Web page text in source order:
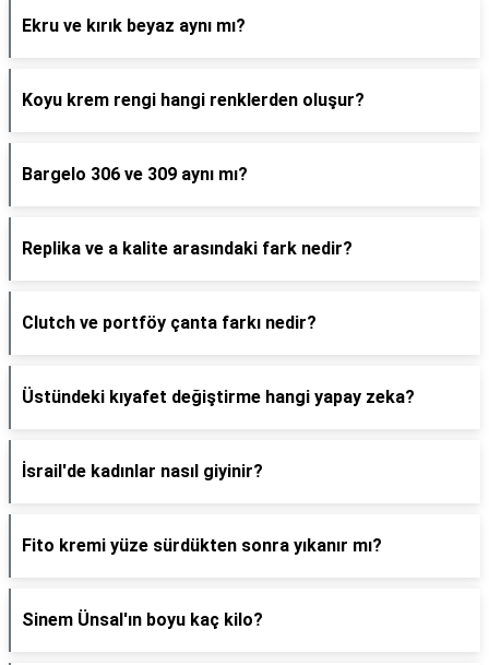
Ekru ve kırık beyaz aynı mı?
Koyu krem rengi hangi renklerden oluşur?
Bargelo 306 ve 309 aynı mı?
Replika ve a kalite arasındaki fark nedir?
Clutch ve portföy çanta farkı nedir?
Üstündeki kıyafet değiştirme hangi yapay zeka?
İsrail'de kadınlar nasıl giyinir?
Fito kremi yüze sürdükten sonra yıkanır mı?
Sinem Ünsal'ın boyu kaç kilo?